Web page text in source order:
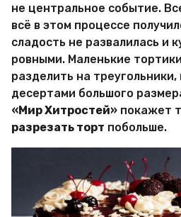
р
М
и
р
Х
и
т
р
о
с
не центральное событие.
всё в этом процессе
сладость не развалилась и
ровными. Маленькие
разделить на
десертами большого
«Мир Хитростей» покажет
разрезать торт побольше.